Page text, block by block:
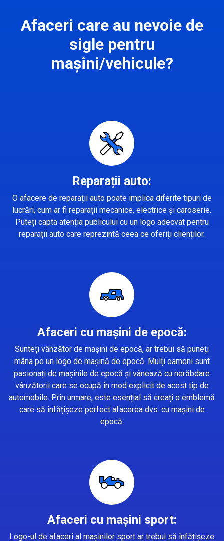
Afaceri care au nevoie de
sigle pentru
mașini/vehicule?
Reparații auto:
O afacere de reparații auto poate implica diferite tipuri de
lucrări, cum ar fi reparații mecanice, electrice și caroserie.
Puteți capta atenția publicului cu un logo adecvat pentru
reparații auto care reprezintă ceea ce oferiți clienților.
Afaceri cu mașini de epocă:
Sunteți vânzător de mașini de epocă, ar trebui să puneți
mâna pe un logo de mașină de epocă. Mulți oameni sunt
pasionați de mașinile de epocă și vânează cu nerăbdare
vânzătorii care se ocupă în mod explicit de acest tip de
automobile. Prin urmare, este esențial să creați o emblemă
care să înfățișeze perfect afacerea dvs. cu mașini de
epocă.
Afaceri cu mașini sport:
Logo-ul de afaceri al mașinilor sport ar trebui să înfățișeze